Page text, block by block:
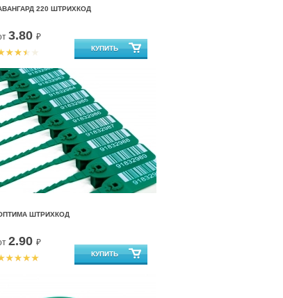
220 ШТРИХКОД
3.80 ₽
ШТРИХКОД
2.90 ₽